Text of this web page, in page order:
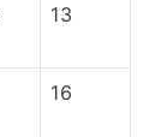
13
16